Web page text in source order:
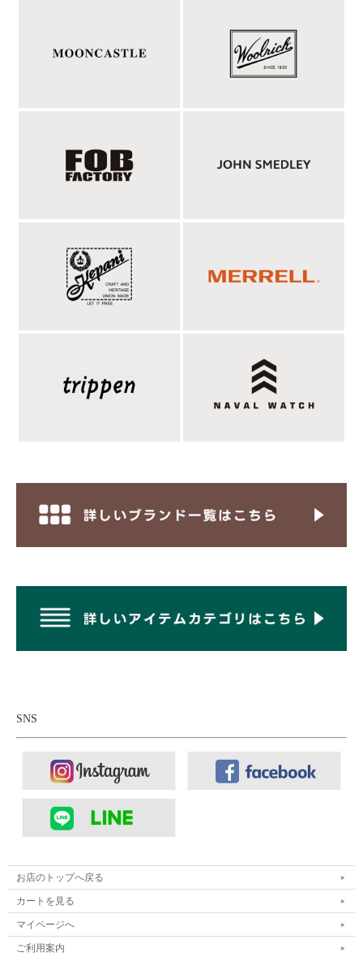
膨大な手間と時間をかけて生まれる、神聖なナバ
ル」。その名は、まるで真珠のように美しく艶めく姿に由来して
びたフォルムは、ナバホ族の伝統的な半球型住居「ホーガン」を
徴です。そのホーガンを模したナバホパールもまた、住居と同じ
ように神聖な力が宿るものとして、代々大切に受け継がれてきま
した。しかし、 半球状のシルバー2つを繋げて1つのビーズとな
るナバホパールは1つのネックレスやブレスレットを作るだけで
も大変な労力と時間がかかるため、伝統的な手仕事によるナバホ
パールはアメリカ本国でもほとんど見かけなくなっています。そ
んな中、Ericka Nicolas Begayが手掛けるナバホパールは、ビーズ
で製作。効率ではなく、受け継ぐべき文化と技術を守るために生
み出されたその一本には、機械では決して表現できない温もり
と、ナバホの精神が息づいています。
SNS
お店のトップへ戻る
カートを見る
マイページへ
ご利用案内